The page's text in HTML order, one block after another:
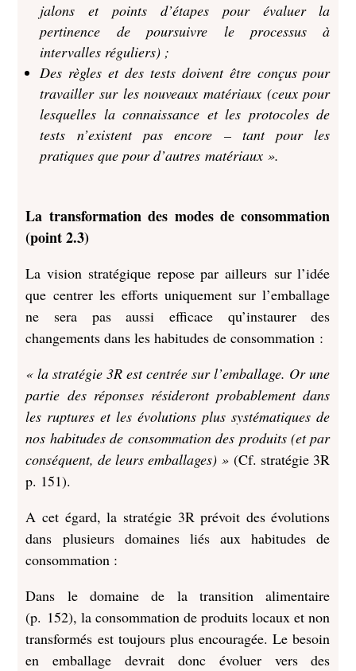
jalons et points d’étapes pour évaluer la
pertinence de poursuivre le processus à
intervalles réguliers) ;
Des règles et des tests doivent être conçus pour
travailler sur les nouveaux matériaux (ceux pour
lesquelles la connaissance et les protocoles de
tests n’existent pas encore – tant pour les
pratiques que pour d’autres matériaux ».
La transformation des modes de consommation
(point 2.3)
La vision stratégique repose par ailleurs sur l’idée
que centrer les efforts uniquement sur l’emballage
ne sera pas aussi efficace qu’instaurer des
changements dans les habitudes de consommation :
« la stratégie 3R est centrée sur l’emballage. Or une
partie des réponses résideront probablement dans
les ruptures et les évolutions plus systématiques de
nos habitudes de consommation des produits (et par
conséquent, de leurs emballages) »(Cf. stratégie 3R
p. 151).
A cet égard, la stratégie 3R prévoit des évolutions
dans plusieurs domaines liés aux habitudes de
consommation :
Dans le domaine de la transition alimentaire
(p. 152), la consommation de produits locaux et non
transformés est toujours plus encouragée. Le besoin
en emballage devrait donc évoluer vers des